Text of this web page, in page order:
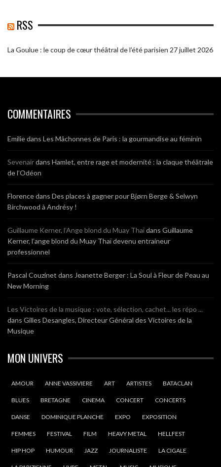
RSS
La Goulue : le coup de cœur théâtral de l’été parisien 27 juillet 2026
COMMENTAIRES
Emiliedans Les Mâchonnes de Paris : la gourmandise au féminin
Sevenairdans Hamlet, entre rage et modernité : la claque théâtrale
de l’Odéon
Florencedans Des places à gagner pour Bjørn Berge & Selwyn
Birchwood à Andrésy !
Guillaume Kerner, l’Ange blond du Muay Thaïdans Guillaume
Kerner, l’ange blond du Muay Thaï devenu entraineur
professionnel
Pascal Couzinet dans Jeanette Berger : La Soul à Fleur de Peau au
New Morning
Les Victoires de la musique : vote, sélection, cachet... les répo ...
dans Gilles Desangles, Directeur Général des Victoires de la
Musique
MON UNIVERS
AMOUR ANNE VASSIVIERE ART ARTISTES BATACLAN
BLUES BRETAGNE CINEMA CONCERT CONCERTS
DANSE DOMINIQUE PLANCHE EXPO EXPOSITION
FEMMES FESTIVAL FILM HEAVY METAL HELLFEST
HIP HOP HUMOUR JAZZ JOURNALISTE LA CIGALE